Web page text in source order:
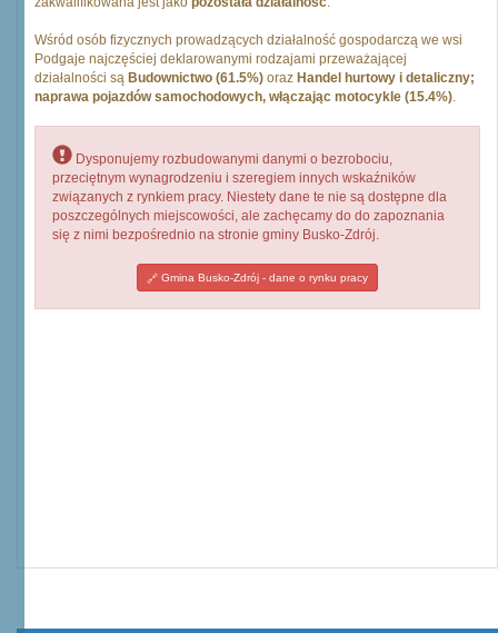
Wśród osób fizycznych prowadzących działalność gospodarczą we wsi
Podgaje najczęściej deklarowanymi rodzajami przeważającej
działalności są Budownictwo (61.5%) oraz Handel hurtowy i detaliczny;
naprawa pojazdów samochodowych, włączając motocykle (15.4%).
Dysponujemy rozbudowanymi danymi o bezrobociu,
przeciętnym wynagrodzeniu i szeregiem innych wskaźników
związanych z rynkiem pracy. Niestety dane te nie są dostępne dla
poszczególnych miejscowości, ale zachęcamy do do zapoznania
się z nimi bezpośrednio na stronie gminy Busko-Zdrój.
Gmina Busko-Zdrój - dane o rynku pracy